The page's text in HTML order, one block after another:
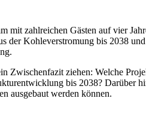
mit zahlreichen Gästen auf vier
der Kohleverstromung bis 2038
Zwischenfazit ziehen: Welche
bis 2038? Darüber
ausgebaut werden können.